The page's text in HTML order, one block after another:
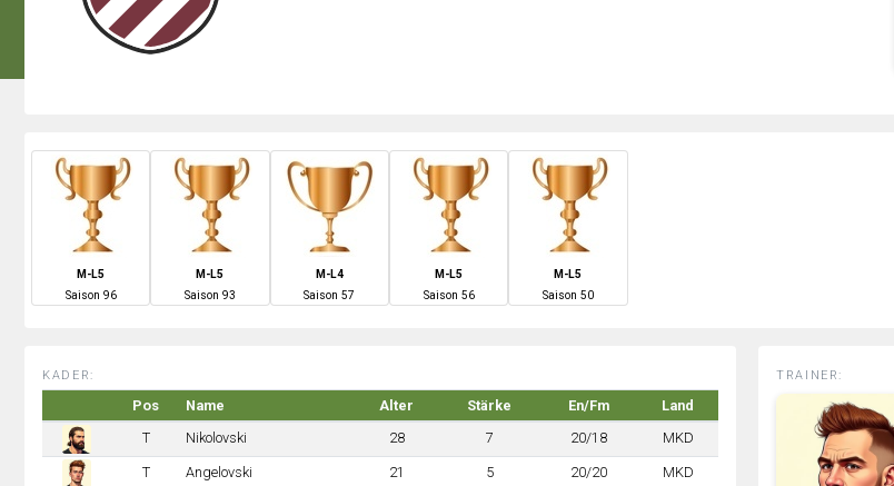
M-L5
Saison 96
M-L5
Saison 93
M-L4
Saison57
M-L5
Saison 56
M-L5
Saison 50
KADER:
Pos Name Alter Stärke En/Fm
Land
T
Nikolovski 28 7 20/18 MKD
T Angelovski 21 5 20/20 MKD
TRAINER: